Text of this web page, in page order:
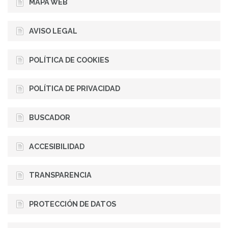
MAPA WEB
AVISO LEGAL
POLÍTICA DE COOKIES
POLÍTICA DE PRIVACIDAD
BUSCADOR
ACCESIBILIDAD
TRANSPARENCIA
PROTECCIÓN DE DATOS